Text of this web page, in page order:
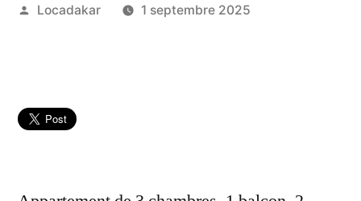
Publié
Locadakar 1 septembre 2025